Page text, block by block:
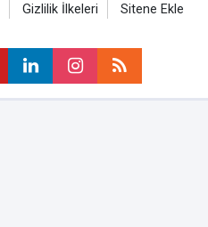
Gizlilik İlkeleri Sitene Ekle